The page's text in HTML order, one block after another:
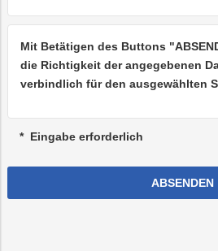
Mit Betätigen des Buttons
die Richtigkeit der angegebenen
verbindlich für den ausgewählten
Eingabe erforderlich